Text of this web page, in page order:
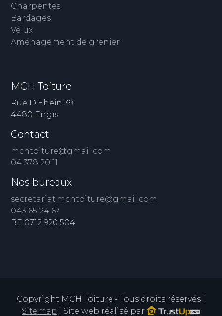
Charpentes
Bardages
Vélux
Aménagement de grenier
MCH Toiture
Rue D'Ehein 39
4480 Engis
Contact
mchtoiture@gmail.com
04 378 20 11
Nos bureaux
secretariat.mchtoiture@gmail.com
043 65 24 67
BE 0712 920 504
Copyright MCH Toiture - Tous droits réservés |
Sitemap | Site web réalisé par